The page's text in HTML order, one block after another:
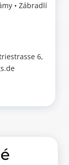
• Zábradlí
6,